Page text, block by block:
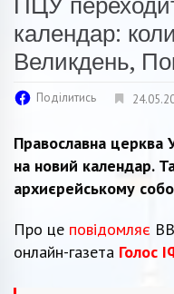
календар:
Великдень,
Поділитись
Православна церква
на новий календар.
архиєрейському
Про це повідомляє
онлайн-газета Голос